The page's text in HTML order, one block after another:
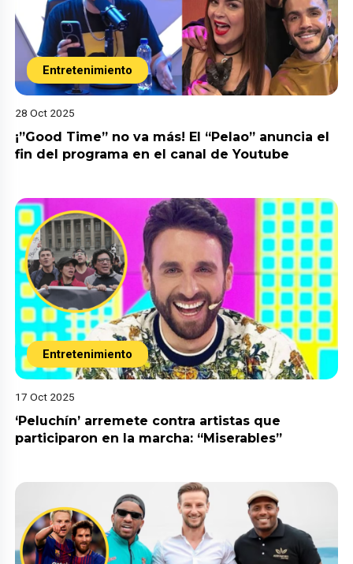
Entretenimiento
28 Oct 2025
¡”Good Time” no va más! El “Pelao” anuncia el
fin del programa en el canal de Youtube
Entretenimiento
17 Oct 2025
‘Peluchín’ arremete contra artistas que
participaron en la marcha: “Miserables”